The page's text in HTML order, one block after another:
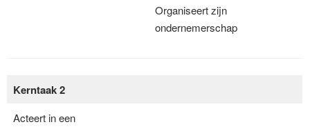
Organiseert zijn
ondernemerschap
Kerntaak 2
Acteert in een